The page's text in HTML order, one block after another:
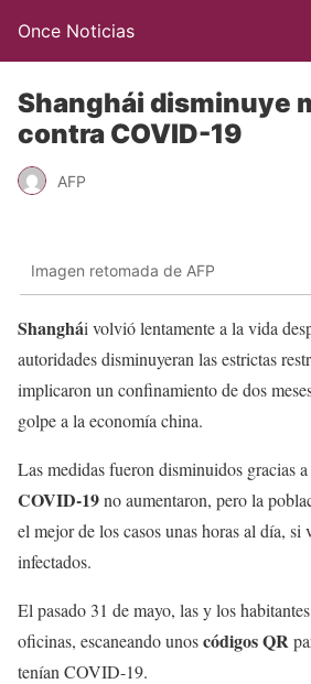
Once Noticias
Shanghái disminuye
contra COVID-19
AFP
Imagen retomada de AFP
Shanghái volvió lentamente a la vida
autoridades disminuyeran las estrictas
implicaron un confinamiento de dos
golpe a la economía china.
Las medidas fueron disminuidos gracias
COVID-19no aumentaron, pero la
el mejor de los casos unas horas al día,
infectados.
El pasado 31 de mayo, las y los
oficinas, escaneando unoscódigos QR
tenían COVID-19.